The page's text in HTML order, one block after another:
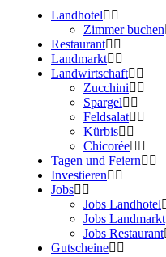
Landhotel
Zimmer buchen
Restaurant
Landmarkt
Landwirtschaft
Zucchini
Spargel
Feldsalat
Kürbis
Chicorée
Tagen und Feiern
Investieren
Jobs
Jobs Landhotel
Jobs Landmarkt
Jobs Restaurant
Gutscheine